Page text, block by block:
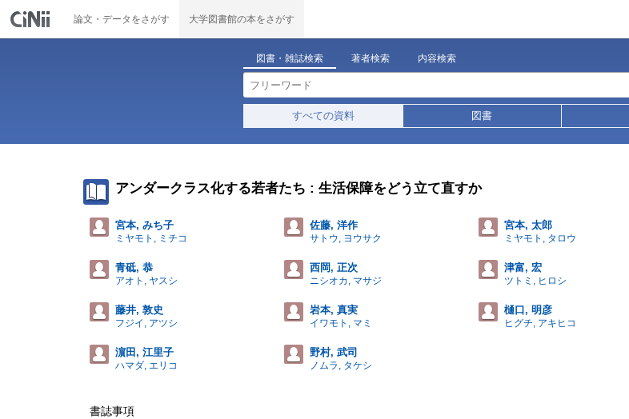
論文・データをさがす 大学図書館の本をさがす
図書・雑誌検索 著者検索 内容検索
すべての資料 図書
アンダークラス化する若者たち : 生活保障をどう立て直すか
宮本, みち子
ミヤモト, ミチコ
佐藤, 洋作
サトウ, ヨウサク
宮本, 太郎
ミヤモト, タロウ
青砥, 恭
アオト, ヤスシ
西岡, 正次
ニシオカ, マサジ
津富, 宏
ツトミ, ヒロシ
藤井, 敦史
フジイ, アツシ
岩本, 真実
イワモト, マミ
樋口, 明彦
ヒグチ, アキヒコ
濵田, 江里子
ハマダ, エリコ
野村, 武司
ノムラ, タケシ
書誌事項